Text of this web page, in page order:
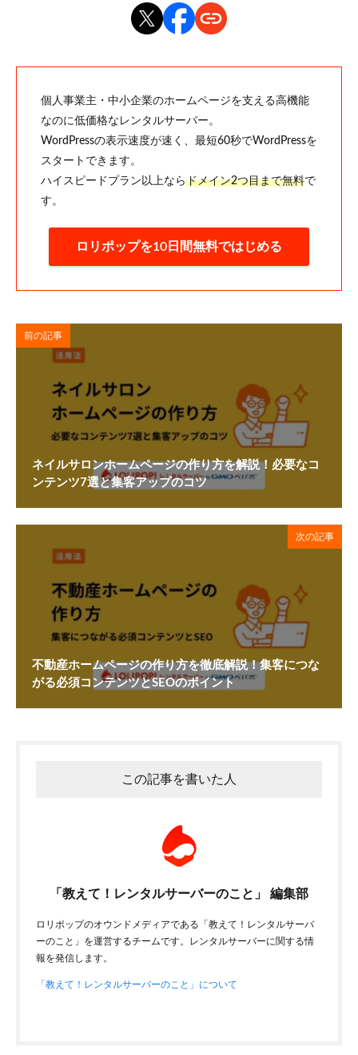
個人事業主・中小企業のホームページを支える高機能
なのに低価格なレンタルサーバー。
WordPressの表示速度が速く、最短60秒でWordPressを
スタートできます。
ハイスピードプラン以上ならドメイン2つ目まで無料で
す。
ロリポップを10日間無料ではじめる
前の記事
ネイルサロンホームページの作り方を解説！必要なコ
ンテンツ7選と集客アップのコツ
次の記事
不動産ホームページの作り方を徹底解説！集客につな
がる必須コンテンツとSEOのポイント
この記事を書いた人
「教えて！レンタルサーバーのこと」 編集部
ロリポップのオウンドメディアである「教えて！レンタルサーバ
ーのこと」を運営するチームです。レンタルサーバーに関する情
報を発信します。
「教えて！レンタルサーバーのこと」について